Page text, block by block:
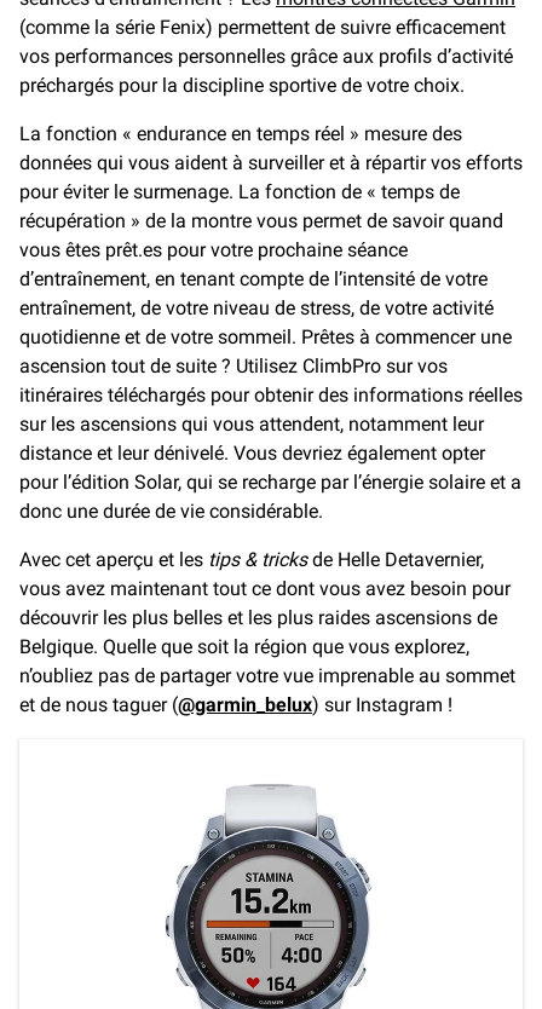
(comme la série Fenix) permettent de suivre efficacement
vos performances personnelles grâce aux profils d’activité
préchargés pour la discipline sportive de votre choix.
La fonction « endurance en temps réel » mesure des
données qui vous aident à surveiller et à répartir vos efforts
pour éviter le surmenage. La fonction de « temps de
récupération » de la montre vous permet de savoir quand
vous êtes prêt.es pour votre prochaine séance
d’entraînement, en tenant compte de l’intensité de votre
entraînement, de votre niveau de stress, de votre activité
quotidienne et de votre sommeil. Prêtes à commencer une
ascension tout de suite ? Utilisez ClimbPro sur vos
itinéraires téléchargés pour obtenir des informations réelles
sur les ascensions qui vous attendent, notamment leur
distance et leur dénivelé. Vous devriez également opter
pour l’édition Solar, qui se recharge par l’énergie solaire et a
donc une durée de vie considérable.
Avec cet aperçu et les tips & tricksde Helle Detavernier,
vous avez maintenant tout ce dont vous avez besoin pour
découvrir les plus belles et les plus raides ascensions de
Belgique. Quelle que soit la région que vous explorez,
n’oubliez pas de partager votre vue imprenable au sommet
et de nous taguer (@garmin_belux) sur Instagram !